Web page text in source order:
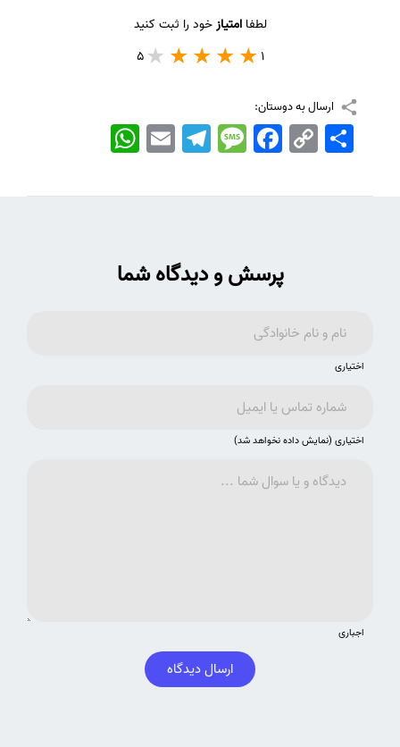
لطفاامتیازخود را ثبت کنید
1
5
ارسال به دوستان:
WhatsApp EmailTelegramMessageFacebook Copy
Link
اشتراک
پرسش و دیدگاه شما
اختیاری
اختیاری (نمایش داده نخواهد شد)
اجباری
ارسال دیدگاه